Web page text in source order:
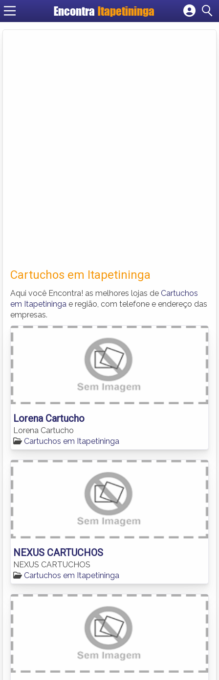
Encontra Itapetininga
Cadastrar empresa
Cartuchos em Itapetininga
Aqui você Encontra! as melhores lojas de Cartuchos
em Itapetininga e região, com telefone e endereço das
empresas.
Lorena Cartucho
Lorena Cartucho
Cartuchos em Itapetininga
NEXUS CARTUCHOS
NEXUS CARTUCHOS
Cartuchos em Itapetininga